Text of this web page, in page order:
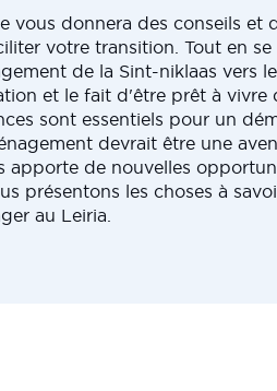
vous donnera des conseils et
votre transition. Tout en
de la Sint-niklaas vers
et le fait d'être prêt à vivre
sont essentiels pour un
devrait être une
apporte de nouvelles
présentons les choses à
au Leiria.